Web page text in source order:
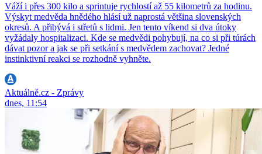
Váží i přes 300 kilo a sprintuje rychlostí až 55 kilometrů za hodinu.
Výskyt medvěda hnědého hlásí už naprostá většina slovenských
okresů. A přibývá i střetů s lidmi. Jen tento víkend si dva útoky
vyžádaly hospitalizaci. Kde se medvědi pohybují, na co si při túrách
dávat pozor a jak se při setkání s medvědem zachovat? Jedné
instinktivní reakci se rozhodně vyhněte.
Aktuálně.cz - Zprávy
dnes, 11:54